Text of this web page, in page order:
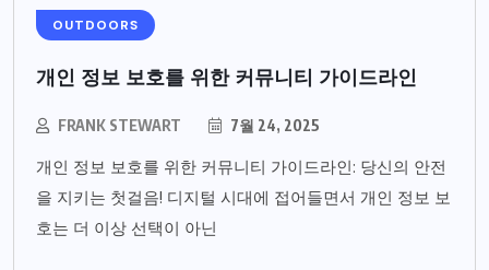
OUTDOORS
개인 정보 보호를 위한 커뮤니티 가이드라인
FRANK STEWART 7월 24, 2025
개인 정보 보호를 위한 커뮤니티 가이드라인: 당신의 안전
을 지키는 첫걸음! 디지털 시대에 접어들면서 개인 정보 보
호는 더 이상 선택이 아닌